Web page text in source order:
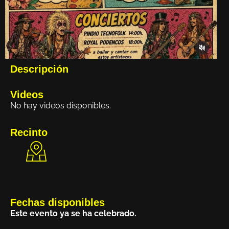
Descripción
Videos
No hay videos disponibles.
Recinto
Fechas disponibles
Este evento ya se ha celebrado.